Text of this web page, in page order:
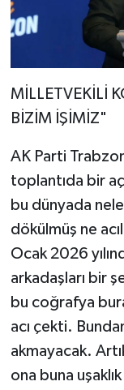
MİLLETVEKİLİ
BİZİM İŞİMİZ"
AK Parti
toplantıda bir
bu dünyada
dökülmüş ne
Ocak 2026
arkadaşları bir
bu coğrafya
acı çekti.
akmayacak.
ona buna